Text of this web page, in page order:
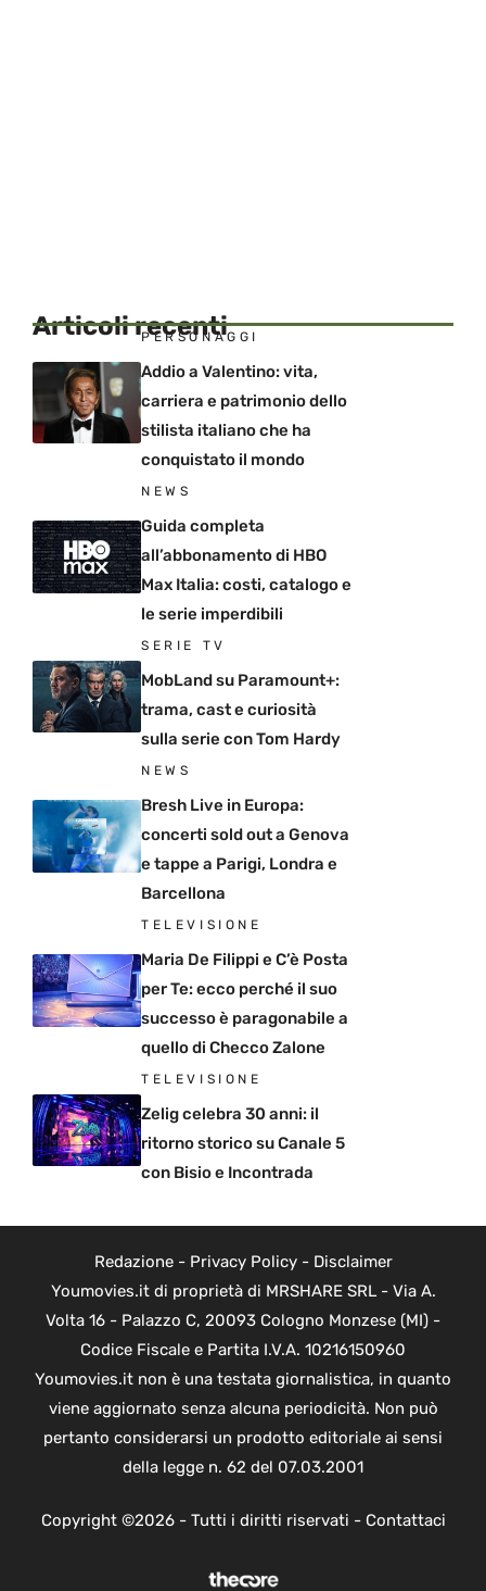
Articoli recenti
PERSONAGGI
Addio a Valentino: vita,
carriera e patrimonio dello
stilista italiano che ha
conquistato il mondo
NEWS
Guida completa
all’abbonamento di HBO
Max Italia: costi, catalogo e
le serie imperdibili
SERIE TV
MobLand su Paramount+:
trama, cast e curiosità
sulla serie con Tom Hardy
NEWS
Bresh Live in Europa:
concerti sold out a Genova
e tappe a Parigi, Londra e
Barcellona
TELEVISIONE
Maria De Filippi e C’è Posta
per Te: ecco perché il suo
successo è paragonabile a
quello di Checco Zalone
TELEVISIONE
Zelig celebra 30 anni: il
ritorno storico su Canale 5
con Bisio e Incontrada
Redazione- Privacy Policy- Disclaimer
Youmovies.it di proprietà di MRSHARE SRL - Via A.
Volta 16 - Palazzo C, 20093 Cologno Monzese (MI) -
Codice Fiscale e Partita I.V.A. 10216150960
Youmovies.it non è una testata giornalistica, in quanto
viene aggiornato senza alcuna periodicità. Non può
pertanto considerarsi un prodotto editoriale ai sensi
della legge n. 62 del 07.03.2001
Copyright ©2026 - Tutti i diritti riservati - Contattaci